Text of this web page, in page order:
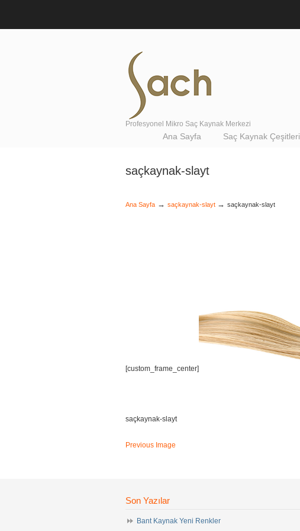
Profesyonel Mikro Saç Kaynak Merkezi
Ana Sayfa Saç Kaynak Çeşitleri
Navigation
saçkaynak-slayt
Ana Sayfa → saçkaynak-slayt → saçkaynak-slayt
[custom_frame_center]
saçkaynak-slayt
Previous Image
Son Yazılar
Bant Kaynak Yeni Renkler